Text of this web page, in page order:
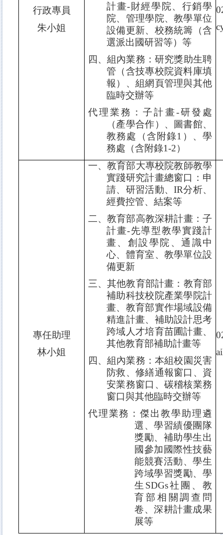
行政專員
朱小姐
計畫-財經學院、行銷學
院、管理學院、教學單位
設備更新、校務統籌（含
選派出國研習等）等
四、組內業務：研究獎助生聘
管（含技專校院資料庫填
報）、組網頁管理與其他
臨時交辦等
代理業務：子計畫-研發處
（產學合作）、圖書館、
教務處（含附錄1 ）、學
務處（含附錄1-2）
專任助理
林小姐
一、教育部大專校院教師教學
實踐研究計畫總窗口：申
請、研習活動、IR分析、
經費控管、結案等
二、教育部高教深耕計畫：子
計畫-先導型教學實踐計
畫、創設學院、通識中
心、體育室、教學單位設
備更新
三、其他教育部計畫：教育部
補助科技校院產業學院計
畫、教育部實作場域設備
精進計畫、補助設計思考
跨域人才培育苗圃計畫、
其他教育部補助計畫等
四、組內業務：本組校園災害
防救、修繕通報窗口、資
安業務窗口、碳稽核業務
窗口與其他臨時交辦等
代理業務：傑出教學助理遴
選、學習績優團隊
獎勵、補助學生出
國參加國際性技藝
能競賽活動、學生
跨域學習獎勵、學
生 SDGs社團、教
育部相關調查問
卷、深耕計畫成果
展等